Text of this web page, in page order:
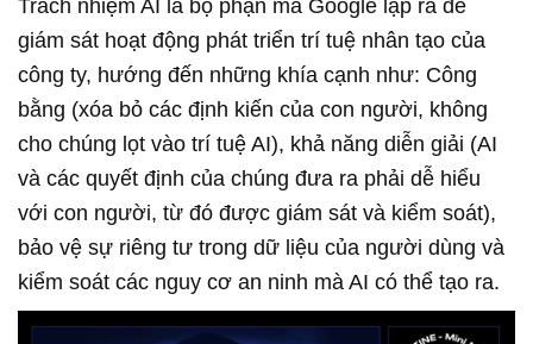
Trách nhiệm AI là bộ phận mà Google lập ra để
giám sát hoạt động phát triển trí tuệ nhân tạo của
công ty, hướng đến những khía cạnh như: Công
bằng (xóa bỏ các định kiến của con người, không
cho chúng lọt vào trí tuệ AI), khả năng diễn giải (AI
và các quyết định của chúng đưa ra phải dễ hiểu
với con người, từ đó được giám sát và kiểm soát),
bảo vệ sự riêng tư trong dữ liệu của người dùng và
kiểm soát các nguy cơ an ninh mà AI có thể tạo ra.